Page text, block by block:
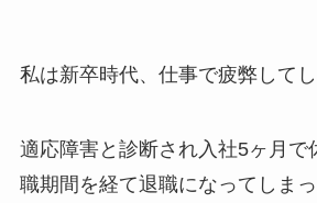
私は新卒時代、仕事で疲弊して
適応障害と診断され入社5ヶ月で
職期間を経て退職になってしま